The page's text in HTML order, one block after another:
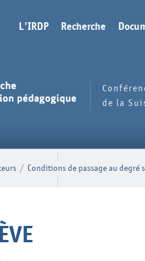
L'IRDP Recherche
de la
/ Conditions de passage au degré